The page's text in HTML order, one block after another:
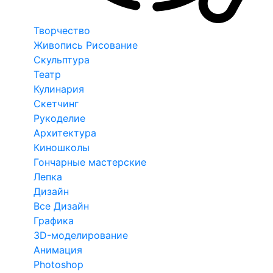
Творчество
Живопись Рисование
Скульптура
Театр
Кулинария
Скетчинг
Рукоделие
Архитектура
Киношколы
Гончарные мастерские
Лепка
Дизайн
Все Дизайн
Графика
3D-моделирование
Анимация
Photoshop